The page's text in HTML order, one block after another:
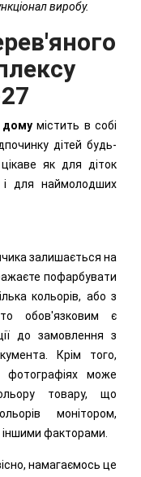
виробу.
домумістить в собі
дітей будь-
як для діток
і для наймолодших
залишається на
пофарбувати
кольорів, або з
обов'язковим є
до замовлення з
Крім того,
може
товару, що
монітором,
факторами.
намагаємось це